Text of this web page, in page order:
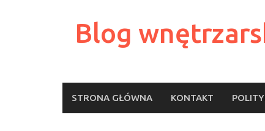
Blog
STRONA GŁÓWNA KONTAKT